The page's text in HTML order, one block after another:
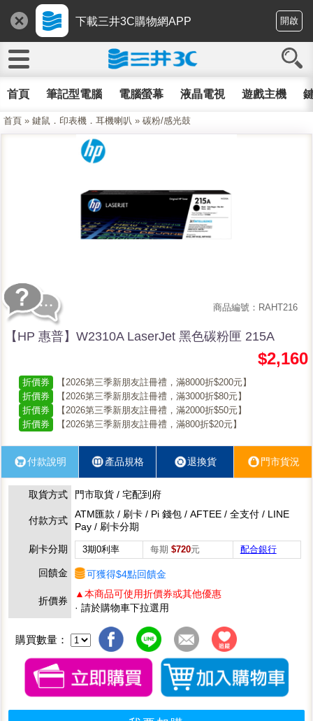
下載三井3C購物網APP 開啟
首頁 筆記型電腦 電腦螢幕 液晶電視 遊戲主機
首頁 » 鍵鼠．印表機．耳機喇叭 » 碳粉/感光鼓
商品編號：RAHT216
【HP 惠普】W2310A LaserJet 黑色碳粉匣 215A
$2,160
折價券
【2026第三季新朋友註冊禮，滿8000折$200元】
折價券
【2026第三季新朋友註冊禮，滿3000折$80元】
折價券
【2026第三季新朋友註冊禮，滿2000折$50元】
折價券
【2026第三季新朋友註冊禮，滿800折$20元】
付款說明 產品規格 退換貨 門市貨況
取貨方式 門市取貨 / 宅配到府
付款方式
ATM匯款 / 刷卡 / Pi 錢包 / AFTEE / 全支付 / LINE
Pay / 刷卡分期
刷卡分期
3期0利率 每期 $720元 配合銀行
回饋金 可獲得$4點回饋金
折價券
▲本商品可使用折價券或其他優惠
· 請於購物車下拉選用
購買數量：